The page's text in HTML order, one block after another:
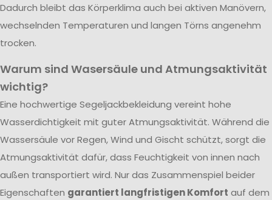
Dadurch bleibt das Körperklima auch bei aktiven Manövern,
wechselnden Temperaturen und langen Törns angenehm
trocken.
Warum sind Wasersäule und Atmungsaktivität
wichtig?
Eine hochwertige Segeljackbekleidung vereint hohe
Wasserdichtigkeit mit guter Atmungsaktivität. Während die
Wassersäule vor Regen, Wind und Gischt schützt, sorgt die
Atmungsaktivität dafür, dass Feuchtigkeit von innen nach
außen transportiert wird. Nur das Zusammenspiel beider
Eigenschaften garantiert langfristigen Komfort auf dem